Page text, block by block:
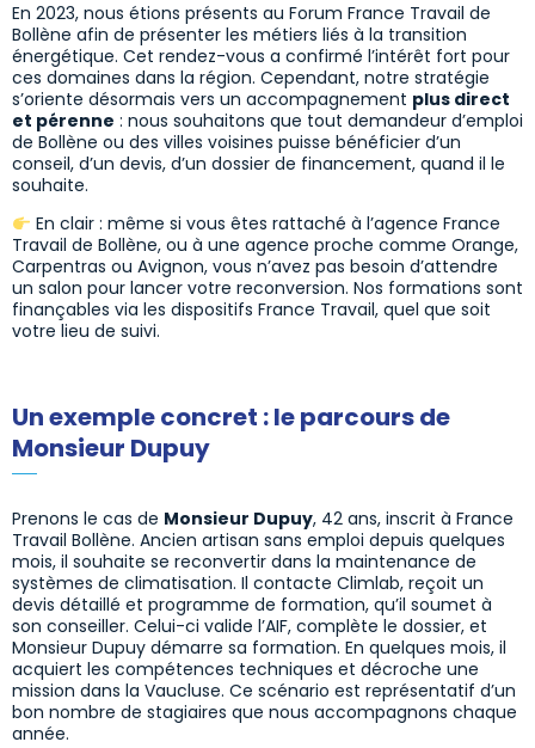
En 2023, nous étions présents au Forum France Travail de
Bollène afin de présenter les métiers liés à la transition
énergétique. Cet rendez-vous a confirmé l’intérêt fort pour
ces domaines dans la région. Cependant, notre stratégie
s’oriente désormais vers un accompagnement plus direct
et pérenne : nous souhaitons que tout demandeur d’emploi
de Bollène ou des villes voisines puisse bénéficier d’un
conseil, d’un devis, d’un dossier de financement, quand il le
souhaite.
En clair : même si vous êtes rattaché à l’agence France
Travail de Bollène, ou à une agence proche comme Orange,
Carpentras ou Avignon, vous n’avez pas besoin d’attendre
un salon pour lancer votre reconversion. Nos formations sont
finançables via les dispositifs France Travail, quel que soit
votre lieu de suivi.
Un exemple concret : le parcours de
Monsieur Dupuy
Prenons le cas de Monsieur Dupuy, 42 ans, inscrit à France
Travail Bollène. Ancien artisan sans emploi depuis quelques
mois, il souhaite se reconvertir dans la maintenance de
systèmes de climatisation. Il contacte Climlab, reçoit un
devis détaillé et programme de formation, qu’il soumet à
son conseiller. Celui-ci valide l’AIF, complète le dossier, et
Monsieur Dupuy démarre sa formation. En quelques mois, il
acquiert les compétences techniques et décroche une
mission dans la Vaucluse. Ce scénario est représentatif d’un
bon nombre de stagiaires que nous accompagnons chaque
année.